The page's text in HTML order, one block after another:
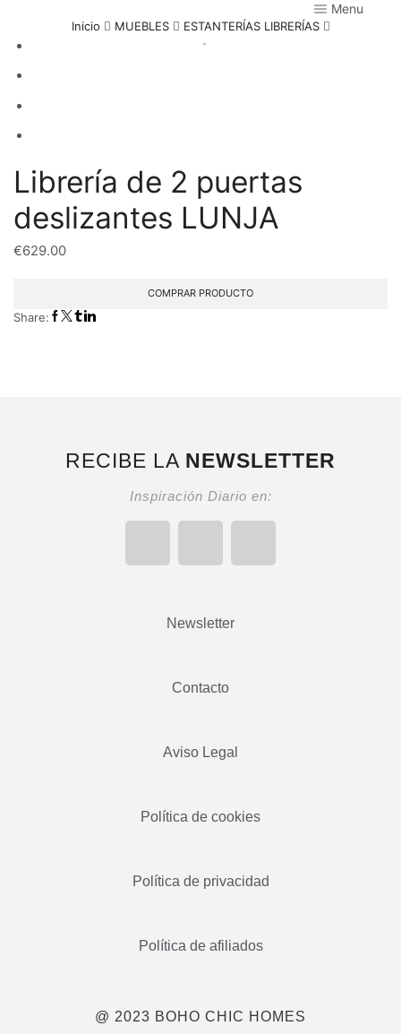
Menu
Inicio MUEBLES ESTANTERÍAS LIBRERÍAS
Librería de 2 puertas
deslizantes LUNJA
€629.00
COMPRAR PRODUCTO
Share:
RECIBE LA NEWSLETTER
Inspiración Diario en:
Newsletter
Contacto
Aviso Legal
Política de cookies
Política de privacidad
Política de afiliados
@ 2023 BOHO CHIC HOMES